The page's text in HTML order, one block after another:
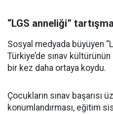
“LGS anneliği”
Sosyal medyada büyüyen
Türkiye’de sınav
bir kez daha ortaya koydu.
Çocukların sınav başarısı
konumlandırması, eğitim